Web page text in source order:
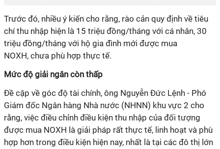
Trước đó, nhiều ý kiến cho rằng, rào cản quy định về tiêu
chí thu nhập hiện là 15 triệu đồng/tháng với cá nhân, 30
triệu đồng/tháng với hộ gia đình mới được mua
NOXH, chưa phù hợp thực tế.
Mức độ giải ngân còn thấp
Đề cập về góc độ tài chính, ông Nguyễn Đức Lệnh - Phó
Giám đốc Ngân hàng Nhà nước (NHNN) khu vực 2 cho
rằng, việc điều chỉnh điều kiện thu nhập của đối tượng
được mua NOXH là giải pháp rất thực tế, linh hoạt và phù
hợp hơn trong điều kiện hiện nay, nhất là tại các đô thị lớn